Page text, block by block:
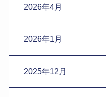
2026年4月
2026年1月
2025年12月